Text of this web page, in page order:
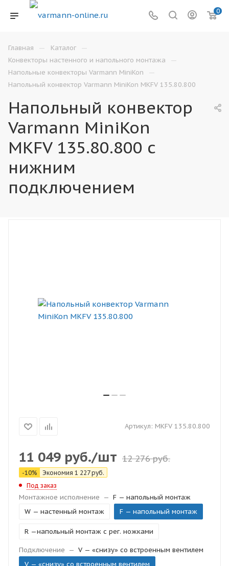
0
Главная — Каталог —
Конвекторы настенного и напольного монтажа —
Напольные конвекторы Varmann MiniKon —
Напольный конвектор Varmann MiniKon MKFV 135.80.800
Напольный конвектор
Varmann MiniKon
MKFV 135.80.800 с
нижним
подключением
Артикул: MKFV 135.80.800
11 049 руб./шт 12 276руб.
-10% Экономия 1 227руб.
Под заказ
Монтажное исполнение — F — напольный монтаж
W — настенный монтаж
F — напольный монтаж
R —напольный монтаж с рег. ножками
Подключение — V — «снизу» со встроенным вентилем
V — «снизу» со встроенным вентилем